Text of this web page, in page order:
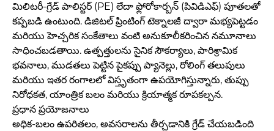
మిలిటరీ-గ్రేడ్ పాలిస్టర్ (PE) లేదా ఫ్లోరోకార్బన్ (పివిడిఎఫ్) పూతలతో
కప్పబడి ఉంటుంది. డిజిటల్ ప్రింటింగ్ టెక్నాలజీ ద్వారా మభ్యపెట్టడం
మరియు హెచ్చరిక సంకేతాలు వంటి అనుకూలీకరించిన నమూనాలు
సాధించబడతాయి. ఉత్పత్తులను సైనిక సౌకర్యాలు, పారిశ్రామిక
భవనాలు, ముడతలు పెట్టిన పైకప్పు ప్యానెల్లు, రోలింగ్ తలుపులు
మరియు ఇతర రంగాలలో విస్తృతంగా ఉపయోగిస్తున్నారు, తుప్పు
నిరోధకత, యాంత్రిక బలం మరియు క్రియాత్మక రూపకల్పన.
ప్రధాన ప్రయోజనాలు
అధిక-బలం ఉపరితలం, అవసరాలను తీర్చడానికి గ్రేడ్ చేయబడింది